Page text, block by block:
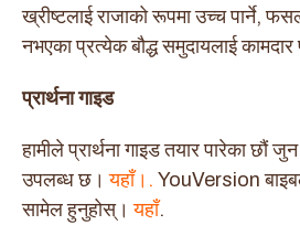
ख्रीष्टलाई राजाको रूपमा उच्च पार्ने,
नभएका प्रत्येक बौद्ध समुदायलाई
प्रार्थना गाइड
हामीले प्रार्थना गाइड तयार पारेका छौं
उपलब्ध छ।यहाँ।. YouVersion बाइबल
सामेल हुनुहोस्।यहाँ.